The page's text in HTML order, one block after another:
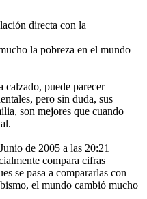
directa con la
la pobreza en el mundo
puede parecer
pero sin duda, sus
son mejores que cuando
de 2005 a las 20:21
compara cifras
se pasa a compararlas con
el mundo cambió mucho